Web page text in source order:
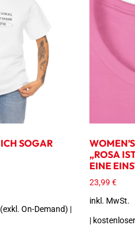
SOGAR
(exkl. On-Demand) |
„ROSA
EINE
23,99€
inkl. MwSt.
|